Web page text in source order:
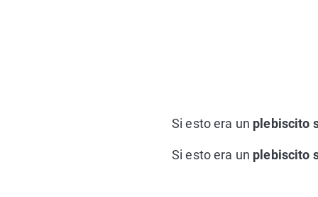
Si esto era un plebiscito
Si esto era un plebiscito